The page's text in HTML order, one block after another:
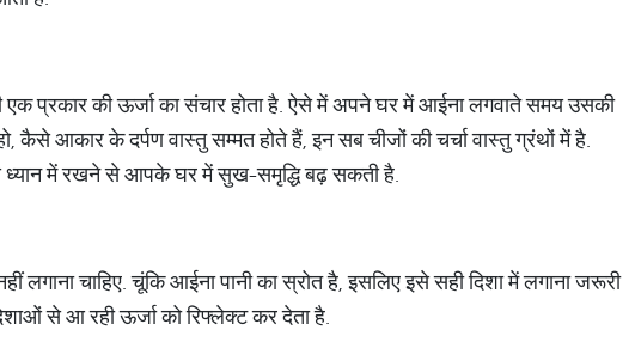
प्रकार की ऊर्जा का संचार होता है. ऐसे में अपने घर में आईना लगवाते समय उसकी
कैसे आकार के दर्पण वास्तु सम्मत होते हैं, इन सब चीजों की चर्चा वास्तु ग्रंथों में है.
में रखने से आपके घर में सुख-समृद्धि बढ़ सकती है.
लगाना चाहिए. चूंकि आईना पानी का स्रोत है, इसलिए इसे सही दिशा में लगाना जरूरी
से आ रही ऊर्जा को रिफ्लेक्ट कर देता है.